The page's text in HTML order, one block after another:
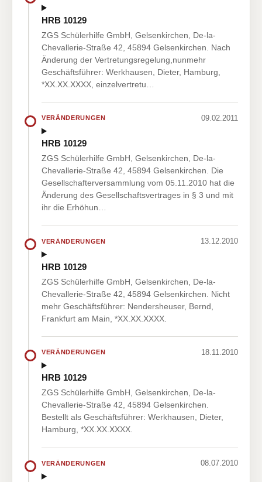
HRB 10129
ZGS Schülerhilfe GmbH, Gelsenkirchen, De-la-
Chevallerie-Straße 42, 45894 Gelsenkirchen. Nach
Änderung der Vertretungsregelung,nunmehr
Geschäftsführer: Werkhausen, Dieter, Hamburg,
*XX.XX.XXXX, einzelvertretu…
VERÄNDERUNGEN 09.02.2011
HRB 10129
ZGS Schülerhilfe GmbH, Gelsenkirchen, De-la-
Chevallerie-Straße 42, 45894 Gelsenkirchen. Die
Gesellschafterversammlung vom 05.11.2010 hat die
Änderung des Gesellschaftsvertrages in § 3 und mit
ihr die Erhöhun…
VERÄNDERUNGEN 13.12.2010
HRB 10129
ZGS Schülerhilfe GmbH, Gelsenkirchen, De-la-
Chevallerie-Straße 42, 45894 Gelsenkirchen. Nicht
mehr Geschäftsführer: Nendersheuser, Bernd,
Frankfurt am Main, *XX.XX.XXXX.
VERÄNDERUNGEN 18.11.2010
HRB 10129
ZGS Schülerhilfe GmbH, Gelsenkirchen, De-la-
Chevallerie-Straße 42, 45894 Gelsenkirchen.
Bestellt als Geschäftsführer: Werkhausen, Dieter,
Hamburg, *XX.XX.XXXX.
VERÄNDERUNGEN 08.07.2010